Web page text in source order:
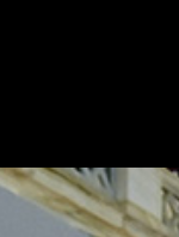
Παράκαμψη προς το